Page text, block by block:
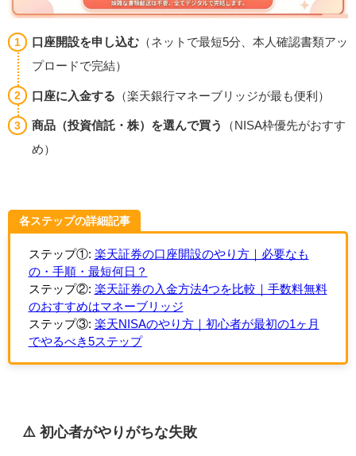
口座開設を申し込む （ネットで最短5分、本人確認書類アッ
プロードで完結）
口座に入金する （楽天銀行マネーブリッジが最も便利）
商品（投資信託・株）を選んで買う
（NISA枠優先がおすす
め）
各ステップの詳細記事
ステップ①: 楽天証券の口座開設のやり方｜必要なも
の・手順・最短何日？
ステップ②: 楽天証券の入金方法4つを比較｜手数料無料
のおすすめはマネーブリッジ
ステップ③: 楽天NISAのやり方｜初心者が最初の1ヶ月
でやるべき5ステップ
⚠️ 初心者がやりがちな失敗